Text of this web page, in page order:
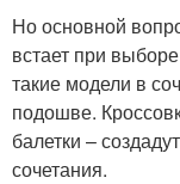
Но основной
встает при
такие модели в
подошве.
балетки –
сочетания.